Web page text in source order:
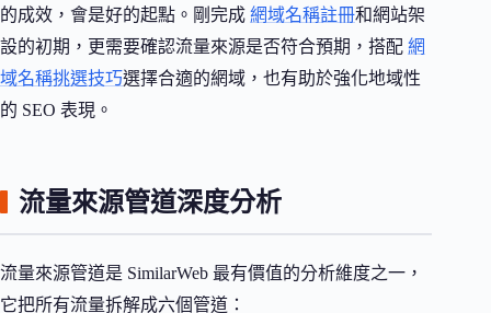
的成效，會是好的起點。剛完成 網域名稱註冊和網站架
設的初期，更需要確認流量來源是否符合預期，搭配 網
域名稱挑選技巧選擇合適的網域，也有助於強化地域性
的 SEO 表現。
流量來源管道深度分析
流量來源管道是 SimilarWeb 最有價值的分析維度之一，
它把所有流量拆解成六個管道：